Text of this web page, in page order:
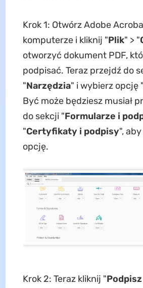
Krok 1: Otwórz Adobe
komputerze i kliknij "Plik" > "
otworzyć dokument PDF,
podpisać. Teraz przejdź do
"Narzędzia" i wybierz opcję "
Być może będziesz musiał
do sekcji "Formularze i
"Certyfikaty i podpisy",
opcję.
Krok 2: Teraz kliknij "